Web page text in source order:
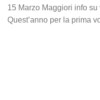
15 Marzo Maggiori info
Quest’anno per la prima